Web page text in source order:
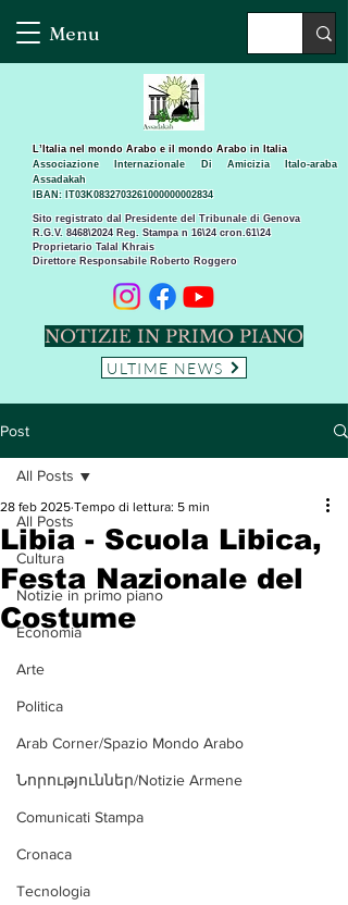
Menu
Sito registrato dal Presidente del Tribunale di Genova
R.G.V. 8468\2024 Reg. Stampa n 16\24 cron.61\24 ​
Proprietario Talal Khrais
Direttore Responsabile Roberto Roggero
L’Italia nel mondo Arabo e il mondo Arabo in Italia
Associazione Internazionale Di Amicizia Italo-araba
Assadakah
IBAN: IT03K0832703261000000002834
NOTIZIE IN PRIMO PIANO
ULTIME NEWS
Post
All Posts
Cultura
Notizie in primo piano
Economia
Arte
Politica
Arab Corner/Spazio Mondo Arabo
Նորություններ/Notizie Armene
Comunicati Stampa
Cronaca
Tecnologia
All Posts
Libia - Scuola Libica,
Festa Nazionale del
Costume
28 feb 2025 Tempo di lettura: 5 min